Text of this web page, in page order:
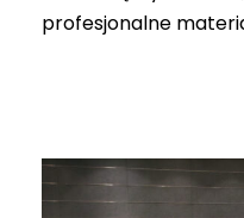
profesjonalne